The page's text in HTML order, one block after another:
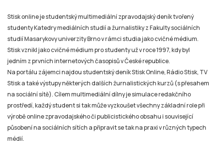
Stisk online je studentský multimediální zpravodajský deník tvořený
studenty Katedry mediálních studií a žurnalistiky z Fakulty sociálních
studií Masarykovy univerzity Brno v rámci studia jako cvičné médium.
Stisk vznikl jako cvičné médium pro studenty už v roce 1997, kdy byl
jedním z prvních internetových časopisů v České republice.
Na portálu zájemci najdou studentský deník Stisk Online, Rádio Stisk, TV
Stisk a také výstupy některých dalších žurnalistických kurzů (s přesahem
na sociální sítě). Cílem multimediální dílny je simulace redakčního
prostředí, každý student si tak může vyzkoušet všechny základní role při
výrobě online zpravodajského či publicistického obsahu i související
působení na sociálních sítích a připravit se tak na praxi v různých typech
médií.